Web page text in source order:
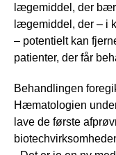
lægemiddel, der
lægemiddel, der – i
– potentielt kan
patienter, der får
Behandlingen
Hæmatologien
lave de første